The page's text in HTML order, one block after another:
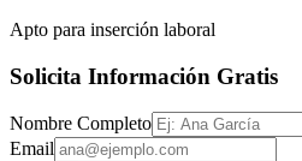
Apto para inserción laboral
Solicita Información Gratis
Nombre Completo
Email